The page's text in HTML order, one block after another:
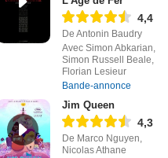
4,4
De Antonin Baudry
Avec Simon Abkarian,
Simon Russell Beale,
Florian Lesieur
Bande-annonce
Jim Queen
4,3
De Marco Nguyen,
Nicolas Athane